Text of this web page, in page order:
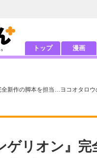
トップ 漫画
全新作の脚本を担当…ヨコオタロ
ゲリオン』